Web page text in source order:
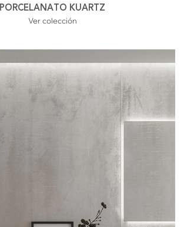
PORCELANATO KUARTZ
Ver colección